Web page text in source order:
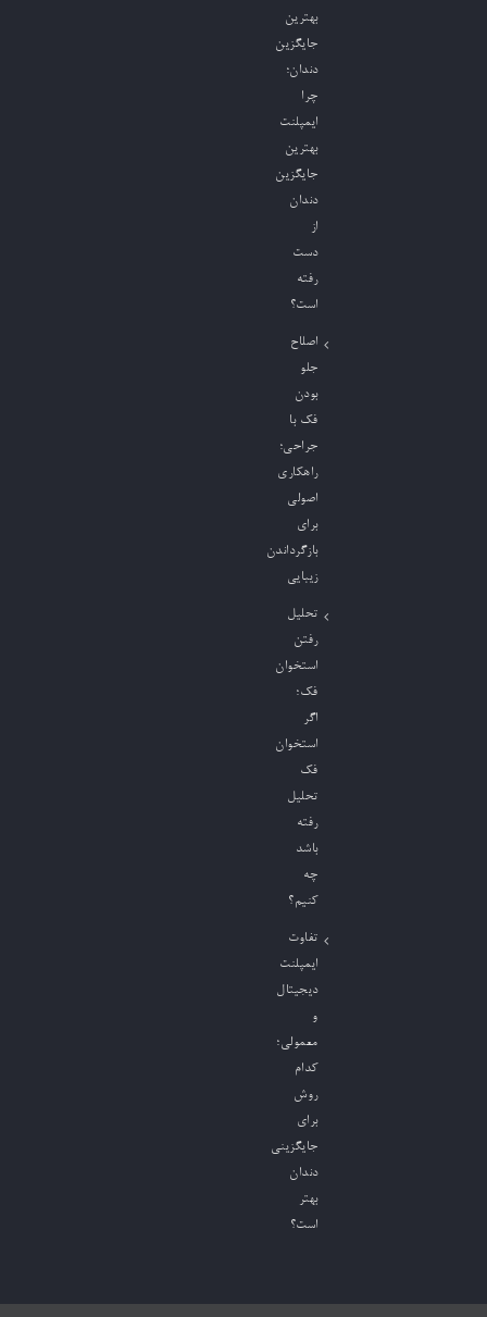
بهترین
جایگزین
دندان؛
چرا
ایمپلنت
بهترین
جایگزین
دندان
از
دست
رفته
است؟
اصلاح
جلو
بودن
فک با
جراحی؛
راهکاری
اصولی
برای
بازگرداندن
زیبایی
تحلیل
رفتن
استخوان
فک؛
اگر
استخوان
فک
تحلیل
رفته
باشد
چه
کنیم؟
تفاوت
ایمپلنت
دیجیتال
و
معمولی؛
کدام
روش
برای
جایگزینی
دندان
بهتر
است؟